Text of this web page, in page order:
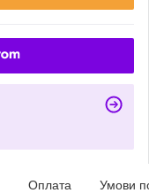
Оплата Умови